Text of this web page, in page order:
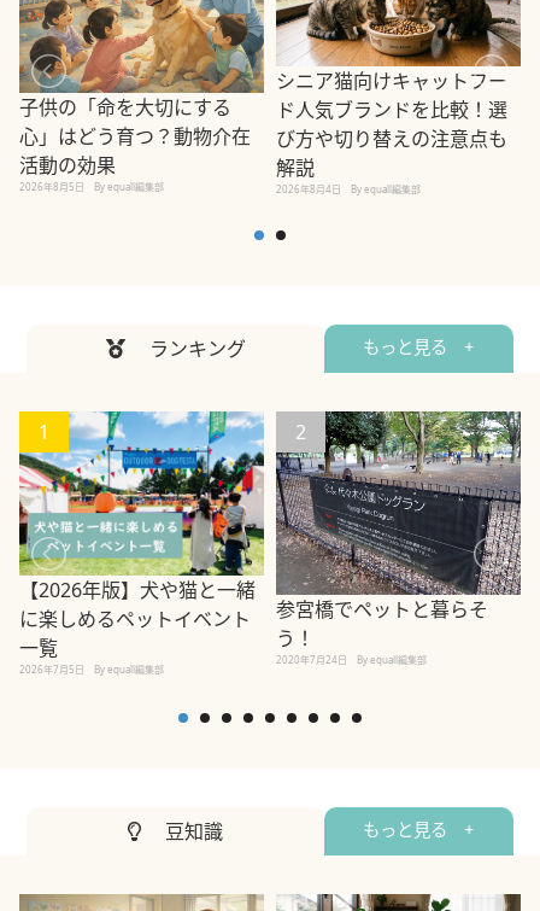
子供の「命を大切にする
心」はどう育つ？動物介在
活動の効果
2026年8月5日 By equall編集部
シニア猫向けキャットフー
ド人気ブランドを比較！選
び方や切り替えの注意点も
解説
2026年8月4日 By equall編集部
ランキング もっと見る +
1
【2026年版】犬や猫と一緒
に楽しめるペットイベント
一覧
2026年7月5日 By equall編集部
2
参宮橋でペットと暮らそ
う！
2020年7月24日 By equall編集部
豆知識 もっと見る +